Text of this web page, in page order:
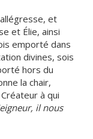
et
et Élie, ainsi
emporté dans
divines, sois
hors du
la chair,
à qui
il nous